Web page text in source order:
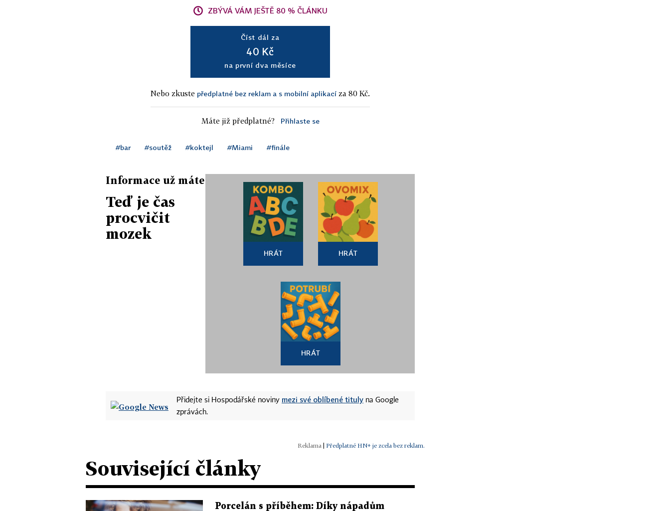
ZBÝVÁ VÁM JEŠTĚ 80 % ČLÁNKU
Číst dál za
40 Kč
na první dva měsíce
Nebo zkuste předplatné bez reklam a s mobilní aplikací za 80 Kč.
Máte již předplatné? Přihlaste se
#bar #soutěž #koktejl #Miami #finále
Informace už máte
Teď je čas
procvičit
mozek
HRÁT HRÁT
HRÁT
Přidejte si Hospodářské noviny mezi své oblíbené tituly na Google
zprávách.
| Předplatné HN+ je zcela bez reklam.
Související články
Porcelán s příběhem: Díky nápadům